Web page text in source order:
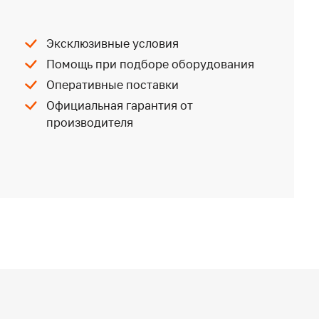
Эксклюзивные условия
Помощь при подборе оборудования
Оперативные поставки
Официальная гарантия от
производителя